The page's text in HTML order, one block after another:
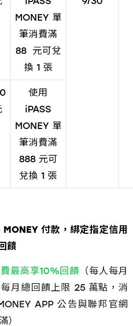
MONEY 單
筆消費滿
88 元可兌
換 1 張
使用
iPASS
MONEY 單
筆消費滿
888 元可
兌換 1 張
付款，綁定指定信用
饋
最高享10%回饋 （每人每月
月總回饋上限 25 萬點，消
APP 公告與聯邦官網
）